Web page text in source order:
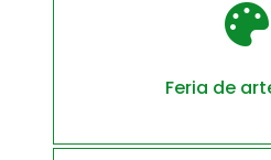

Feria de